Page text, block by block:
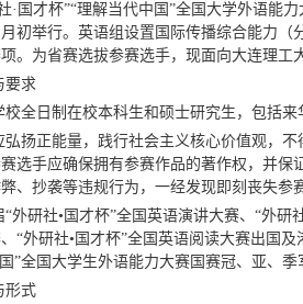
·国才杯”“理解当代中国”全国大学外语能
月初举行。英语组设置国际传播综合能力（
。为省赛选拔参赛选手，现面向大连理工
要求
全日制在校本科生和硕士研究生，包括来
弘扬正能量，践行社会主义核心价值观，
选手应确保拥有参赛作品的著作权，并
、抄袭等违规行为，一经发现即刻丧失参
“外研社•国才杯”全国英语演讲大赛、“外研
“外研社•国才杯”全国英语阅读大赛出国
”全国大学生外语能力大赛国赛冠、亚、
形式